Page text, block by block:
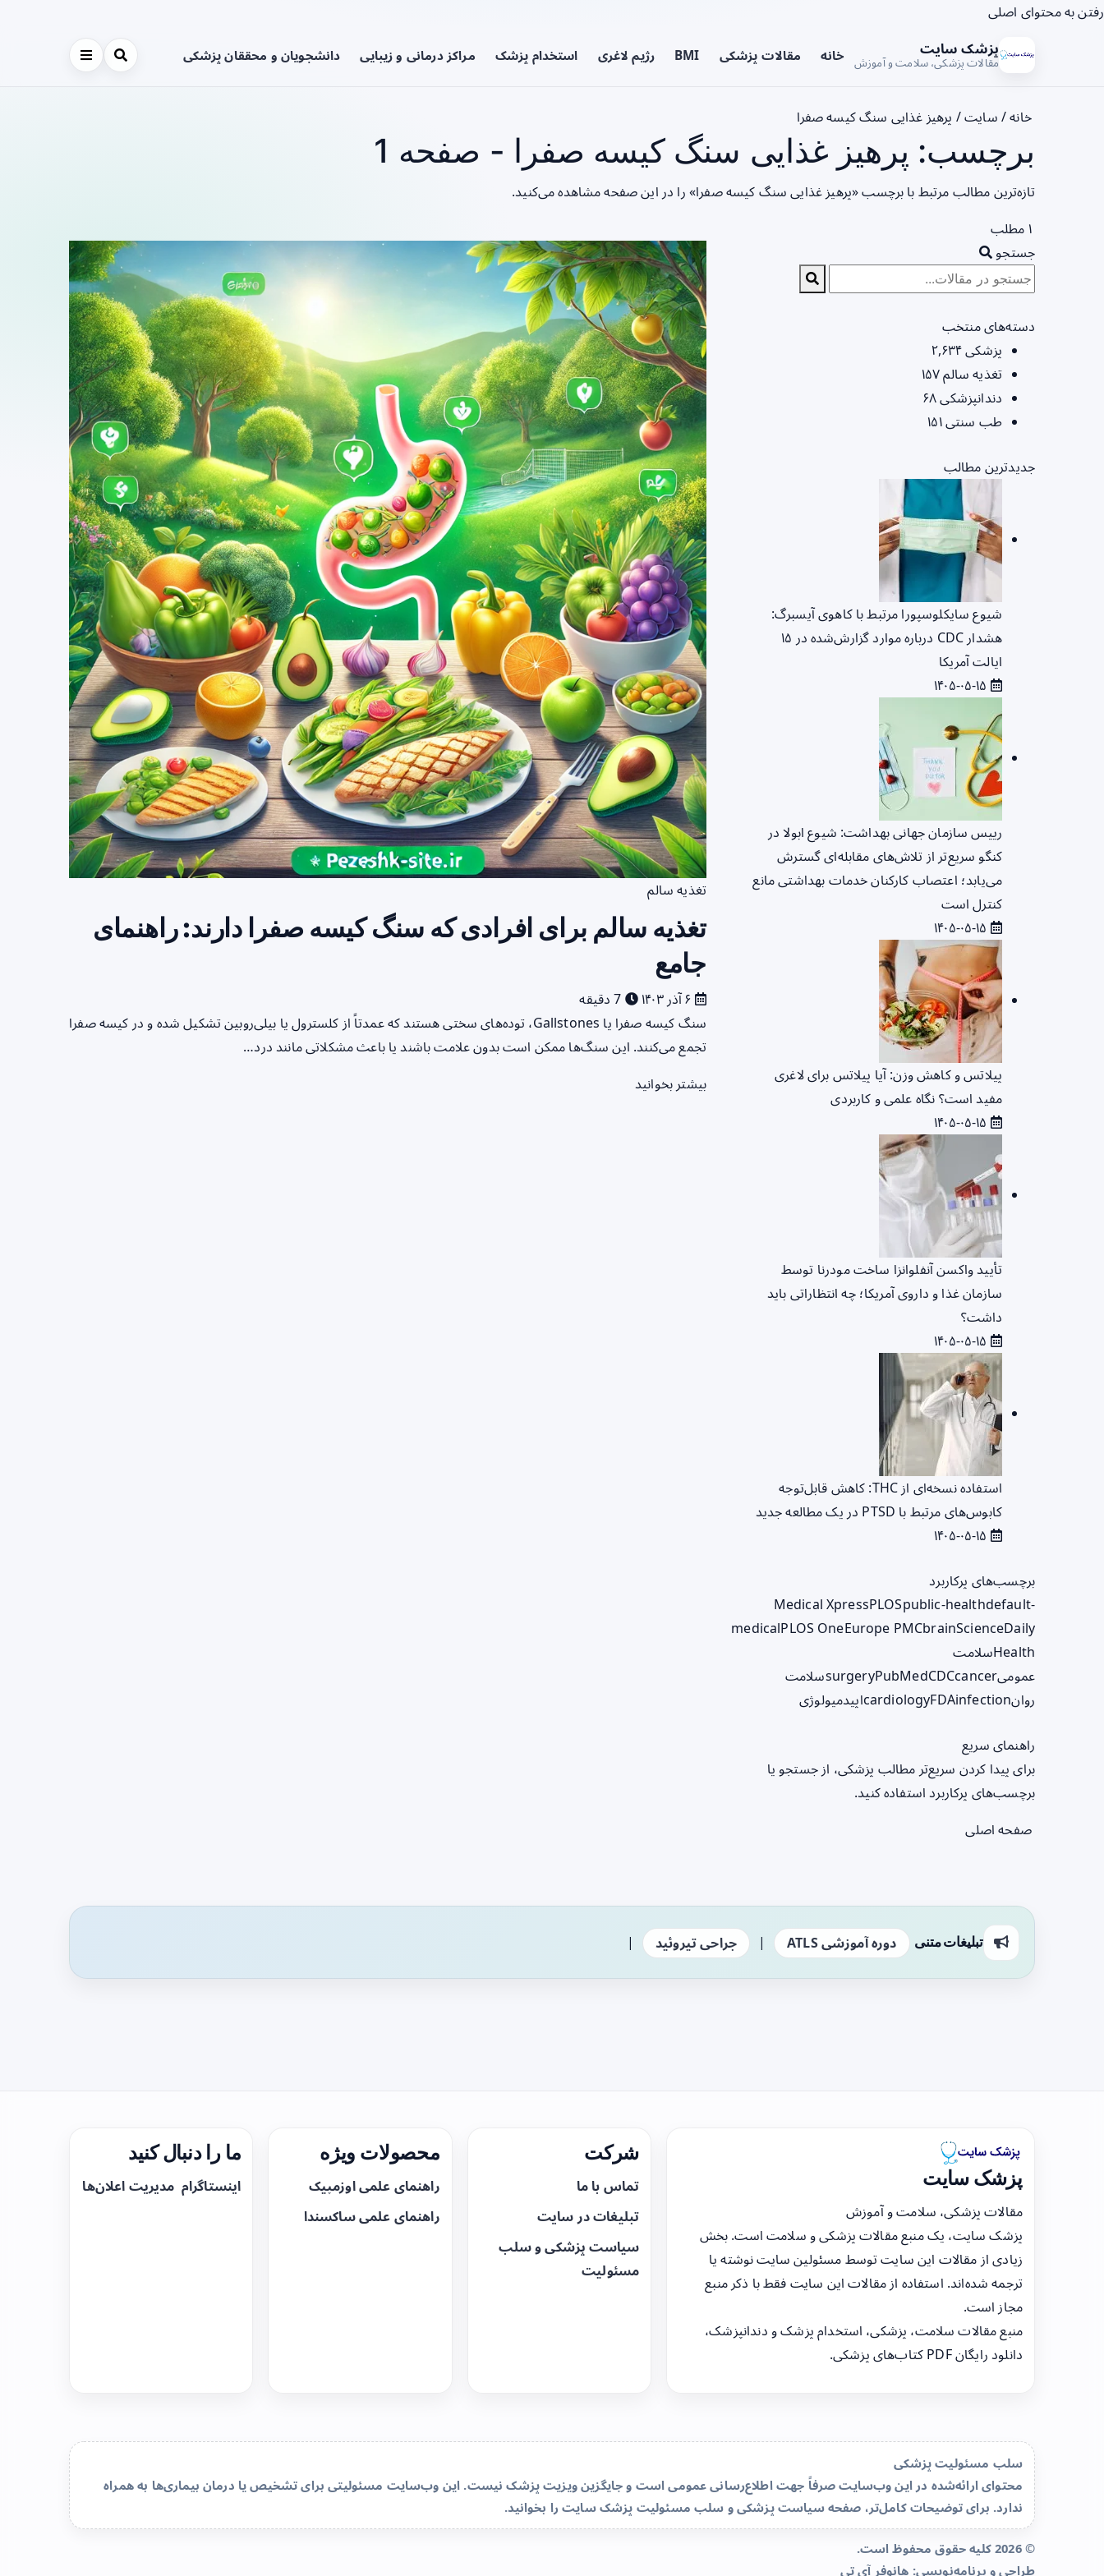
رفتن به محتوای اصلی
پزشک سایت
مقالات پزشکی، سلامت و آموزش خانه مقالات پزشکی BMI رژیم لاغری استخدام پزشک مراکز درمانی و زیبایی دانشجویان و محققان پزشکی
خانه/ سایت/ پرهیز غذایی سنگ کیسه صفرا
برچسب: پرهیز غذایی سنگ کیسه صفرا - صفحه 1
تازه‌ترین مطالب مرتبط با برچسب «پرهیز غذایی سنگ کیسه صفرا» را در این صفحه مشاهده می‌کنید.
۱ مطلب
تغذیه سالم
تغذیه سالم برای افرادی که سنگ کیسه صفرا دارند: راهنمای
جامع
سنگ کیسه صفرا یا Gallstones، توده‌های سختی هستند که عمدتاً از کلسترول یا بیلی‌روبین تشکیل شده و در کیسه صفرا
تجمع می‌کنند. این سنگ‌ها ممکن است بدون علامت باشند یا باعث مشکلاتی مانند درد…
بیشتر بخوانید
جستجو
دسته‌های منتخب
پزشکی۲,۶۳۴
تغذیه سالم۱۵۷
دندانپزشکی۶۸
طب سنتی۱۵۱
جدیدترین مطالب
شیوع سایکلوسپورا مرتبط با کاهوی آیسبرگ:
هشدار CDC درباره موارد گزارش‌شده در ۱۵
ایالت آمریکا
رییس سازمان جهانی بهداشت: شیوع ابولا در
کنگو سریع‌تر از تلاش‌های مقابله‌ای گسترش
می‌یابد؛ اعتصاب کارکنان خدمات بهداشتی مانع
کنترل است
پیلاتس و کاهش وزن: آیا پیلاتس برای لاغری
مفید است؟ نگاه علمی و کاربردی
تأیید واکسن آنفلوانزا ساخت مودرنا توسط
سازمان غذا و داروی آمریکا؛ چه انتظاراتی باید
داشت؟
استفاده نسخه‌ای از THC: کاهش قابل‌توجه
کابوس‌های مرتبط با PTSD در یک مطالعه جدید
برچسب‌های پرکاربرد
Medical XpressPLOSpublic-healthdefault-
medicalPLOS OneEurope PMCbrainScienceDaily
Healthسلامت
عمومی
surgeryPubMedCDCcancer
سلامت
روان
cardiologyFDAinfection اپیدمیولوژی
راهنمای سریع
برای پیدا کردن سریع‌تر مطالب پزشکی، از جستجو یا
برچسب‌های پرکاربرد استفاده کنید.
صفحه اصلی
تبلیغات متنی دوره آموزشی ATLS | جراحی تیروئید |
پزشک سایت
مقالات پزشکی، سلامت و آموزش
پزشک سایت، یک منبع مقالات پزشکی و سلامت است. بخش
زیادی از مقالات این سایت توسط مسئولین سایت نوشته یا
ترجمه شده‌اند. استفاده از مقالات این سایت فقط با ذکر منبع
مجاز است.
منبع مقالات سلامت، پزشکی، استخدام پزشک و دندانپزشک،
دانلود رایگان PDF کتاب‌های پزشکی.
شرکت
تماس با ما
تبلیغات در سایت
سیاست پزشکی و سلب
مسئولیت
محصولات ویژه
راهنمای علمی اوزمپیک
راهنمای علمی ساکسندا
ما را دنبال کنید
اینستاگرام مدیریت اعلان‌ها
سلب مسئولیت پزشکی
محتوای ارائه‌شده در این وب‌سایت صرفاً جهت اطلاع‌رسانی عمومی است و جایگزین ویزیت پزشک نیست. این وب‌سایت مسئولیتی برای تشخیص یا درمان بیماری‌ها به همراه
ندارد. برای توضیحات کامل‌تر، صفحهسیاست پزشکی و سلب مسئولیت پزشک سایترا بخوانید.
© 2026 کلیه حقوق محفوظ است.
طراحی و برنامه‌نویسی: هانوفر آی تی